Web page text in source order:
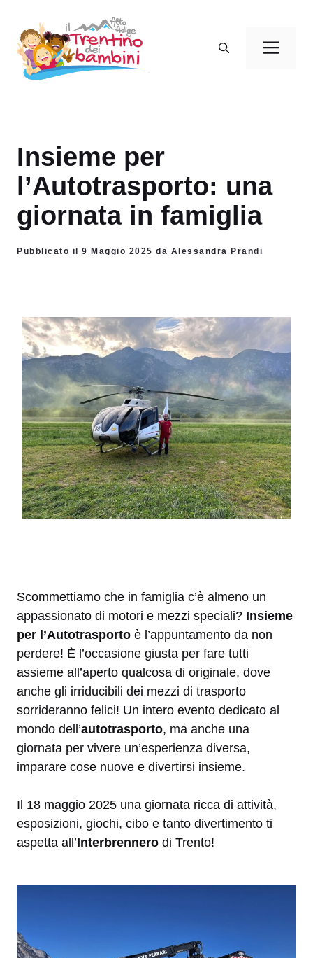
contenuto
Insieme per
l’Autotrasporto: una
giornata in famiglia
Pubblicato il 9 Maggio 2025 da Alessandra Prandi
Scommettiamo che in famiglia c’è almeno un
appassionato di motori e mezzi speciali? Insieme
per l’Autotrasporto è l’appuntamento da non
perdere! È l’occasione giusta per fare tutti
assieme all’aperto qualcosa di originale, dove
anche gli irriducibili dei mezzi di trasporto
sorrideranno felici! Un intero evento dedicato al
mondo dell’autotrasporto, ma anche una
giornata per vivere un’esperienza diversa,
imparare cose nuove e divertirsi insieme.
Il 18 maggio 2025 una giornata ricca di attività,
esposizioni, giochi, cibo e tanto divertimento ti
aspetta all’Interbrennero di Trento!